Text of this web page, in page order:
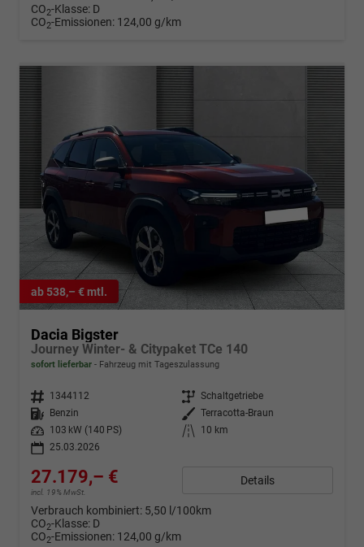
CO2-Klasse: D
CO2-Emissionen: 124,00 g/km
ab 538,– € mtl.
Dacia Bigster
Journey Winter- & Citypaket TCe 140
sofort lieferbar Fahrzeug mit Tageszulassung
Fahrzeugnr. 1344112 Getriebe Schaltgetriebe
Kraftstoff
Benzin Außenfarbe Terracotta-Braun
Leistung
103 kW (140 PS) Kilometerstand
10 km
25.03.2026
27.179,– €
incl. 19% MwSt.
Details
Verbrauch kombiniert: 5,50 l/100km
CO2-Klasse: D
CO2-Emissionen: 124,00 g/km